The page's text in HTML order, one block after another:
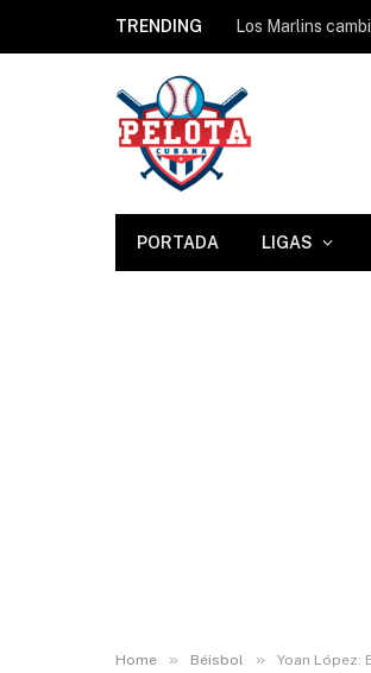
TRENDING Los Marlins
PORTADA LIGAS
Home » Béisbol » Yoan López: